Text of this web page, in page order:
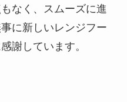
なく、スムーズに進
に新しいレンジフー
謝しています。